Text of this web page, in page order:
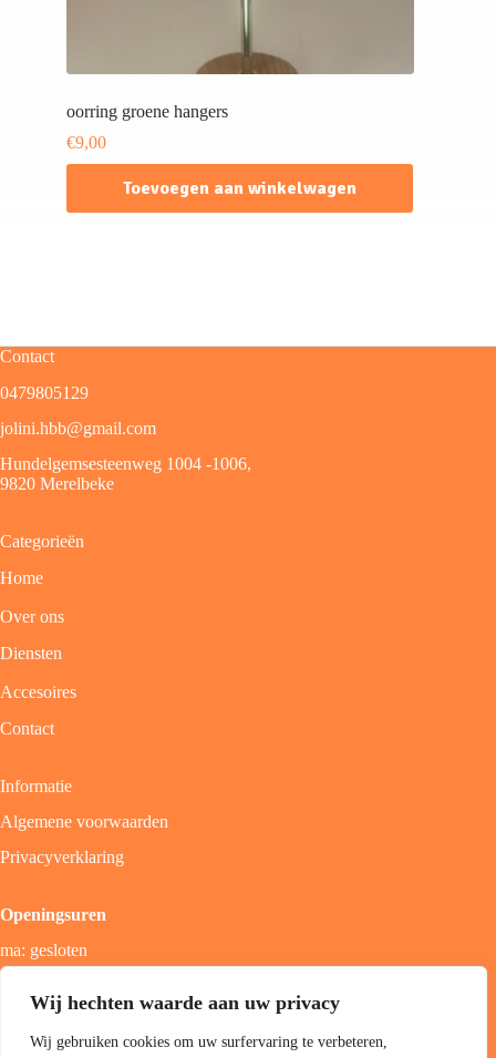
Wij hechten waarde aan uw privacy
Wij gebruiken cookies om uw surfervaring te verbeteren,
oorring groene hangers
€9,00
Toevoegen aan winkelwagen
Contact
0479805129
jolini.hbb@gmail.com
Hundelgemsesteenweg 1004 -1006,
9820 Merelbeke
Categorieën
Home
Over ons
Diensten
Accesoires
Contact
Informatie
Algemene voorwaarden
Privacyverklaring
Openingsuren
ma: gesloten